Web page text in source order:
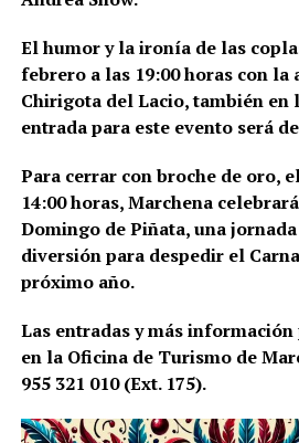
El humor y la ironía de las
febrero a las 19:00 horas con la
Chirigota del Lacio, también en
entrada para este evento será
Para cerrar con broche de oro,
14:00 horas, Marchena
Domingo de Piñata, una
diversión para despedir el
próximo año.
Las entradas y más
en la Oficina de Turismo de
955 321 010 (Ext. 175).